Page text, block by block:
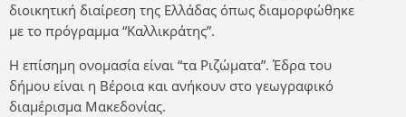
διοικητική διαίρεση της Ελλάδας όπως διαμορφώθηκε
με το πρόγραμμα “Καλλικράτης”.
Η επίσημη ονομασία είναι “τα Ριζώματα”. Έδρα του
δήμου είναι η Βέροια και ανήκουν στο γεωγραφικό
διαμέρισμα Μακεδονίας.